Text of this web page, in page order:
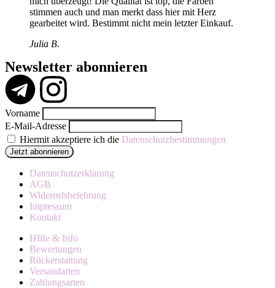
stimmen auch und man merkt dass hier mit Herz
gearbeitet wird. Bestimmt nicht mein letzter Einkauf.
Julia B.
Newsletter abonnieren
Vorname
E-Mail-Adresse
Hiermit akzeptiere ich die Datenschutzbestimmungen
Datenschutzerklärung
AGB
Widerrufsbelehrung
Impressum
Kontakt
HIlfe & Info
Bewertungen
Rückerstattung
Versandarten
Zahlungsarten